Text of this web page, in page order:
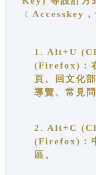
﹝Accesskey
1. Alt+U
(Firefox)：
頁、回文化
導覽、常見問
2. Alt+C
(Firefox)：
區。